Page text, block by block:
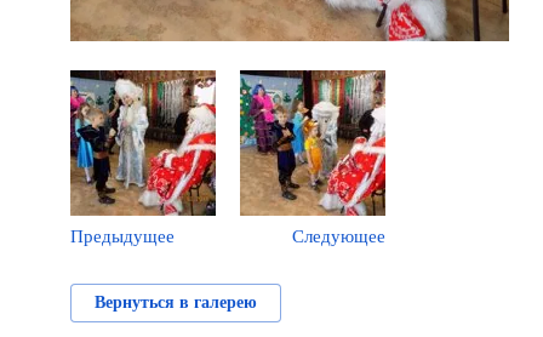
Предыдущее Следующее
Вернуться в галерею